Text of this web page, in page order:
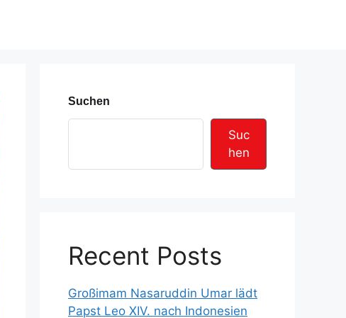
Suchen
Suc
hen
Recent Posts
Großimam Nasaruddin Umar lädt
Papst Leo XIV. nach Indonesien